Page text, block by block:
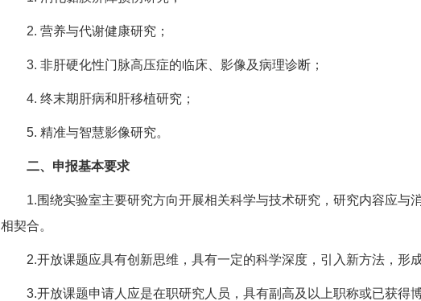
2. 营养与代谢健康研究；
3. 非肝硬化性门脉高压症的临床、影像及病理诊断；
4. 终末期肝病和肝移植研究；
5. 精准与智慧影像研究。
二、申报基本要求
1.围绕实验室主要研究方向开展相关科学与技术研究，研究内容应
相契合。
2.开放课题应具有创新思维，具有一定的科学深度，引入新方法，形
3.开放课题申请人应是在职研究人员，具有副高及以上职称或已获